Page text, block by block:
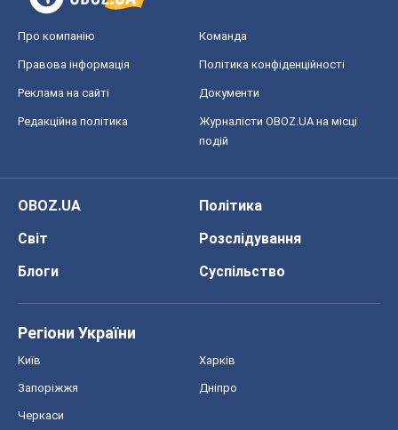
Про компанію Команда
Правова інформація Політика конфіденційності
Реклама на сайті Документи
Редакційна політика
Журналісти OBOZ.UA на місці
подій
OBOZ.UA
Політика
Світ
Розслідування
Блоги
Суспільство
Регіони України
Київ Харків
Запоріжжя Дніпро
Черкаси